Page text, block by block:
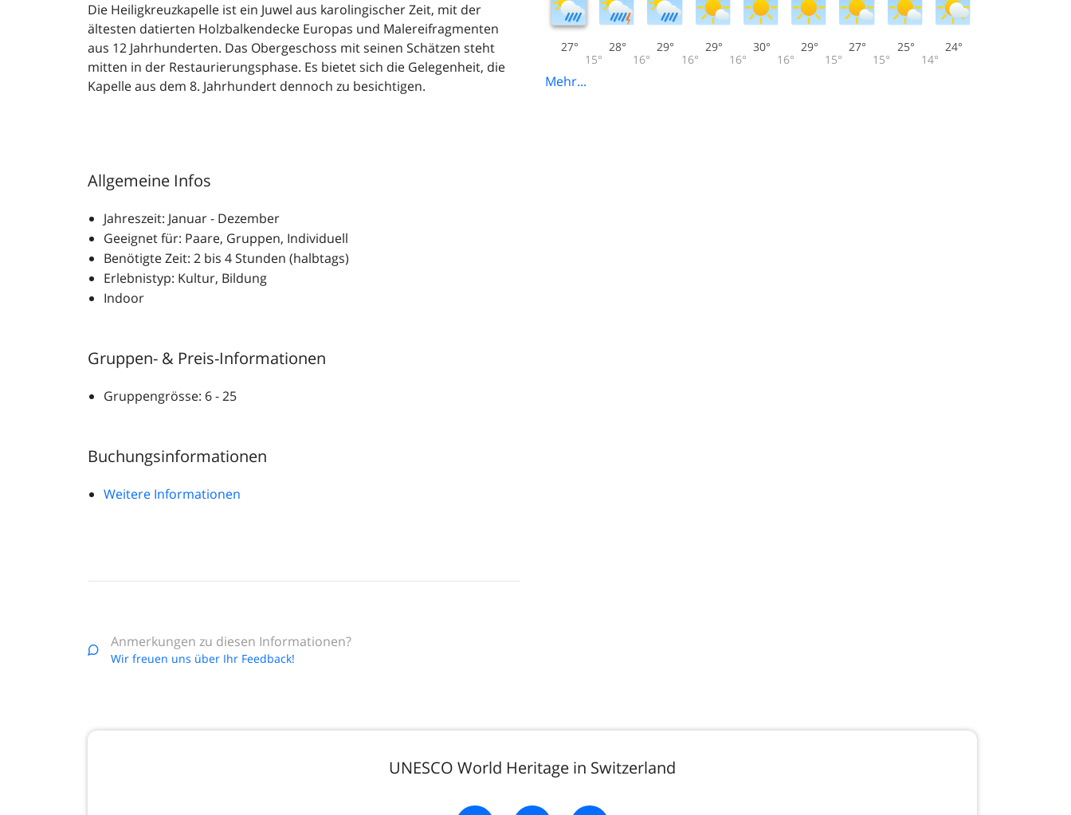
Die Heiligkreuzkapelle ist ein Juwel aus karolingischer Zeit, mit der
ältesten datierten Holzbalkendecke Europas und Malereifragmenten
aus 12 Jahrhunderten. Das Obergeschoss mit seinen Schätzen steht
mitten in der Restaurierungsphase. Es bietet sich die Gelegenheit, die
Kapelle aus dem 8. Jahrhundert dennoch zu besichtigen.
Allgemeine Infos
Jahreszeit: Januar - Dezember
Geeignet für: Paare, Gruppen, Individuell
Benötigte Zeit: 2 bis 4 Stunden (halbtags)
Erlebnistyp: Kultur, Bildung
Indoor
Gruppen- & Preis-Informationen
Gruppengrösse: 6 - 25
Buchungsinformationen
Weitere Informationen
Anmerkungen zu diesen Informationen?
Wir freuen uns über Ihr Feedback!
27°
15°
28°
16°
29°
16°
29°
16°
30°
16°
29°
15°
27°
15°
25°
14°
24°
Mehr...
UNESCO World Heritage in Switzerland